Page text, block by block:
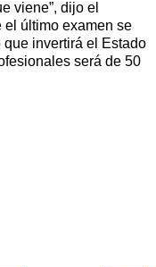
viene”, dijo el
el último examen se
invertirá el Estado
será de 50